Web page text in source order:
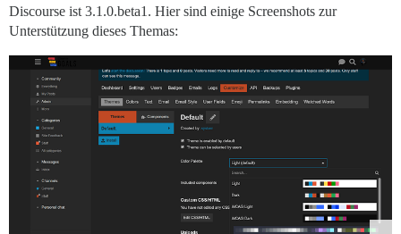
Discourse ist 3.1.0.beta1. Hier sind einige Screenshots zur
Unterstützung dieses Themas: